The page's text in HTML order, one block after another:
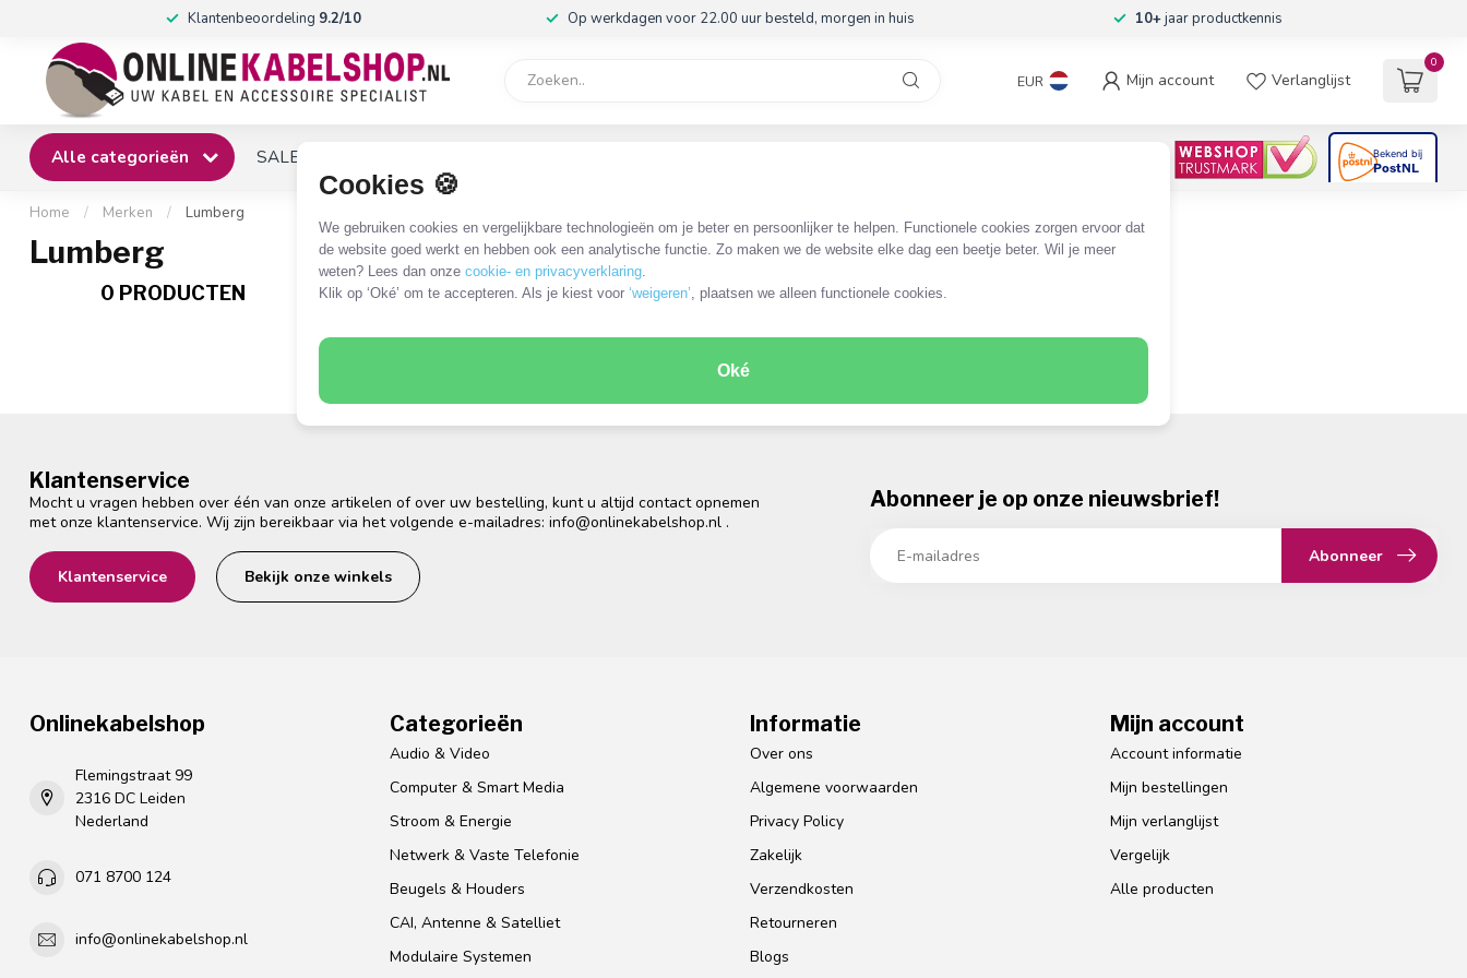
Cookies 🍪
We gebruiken cookies en vergelijkbare technologieën om je beter en persoonlijker te helpen. Functionele cookies zorgen ervoor dat
de website goed werkt en hebben ook een analytische functie. Zo maken we de website elke dag een beetje beter. Wil je meer
weten? Lees dan onze cookie- en privacyverklaring.
Klik op ‘Oké’ om te accepteren. Als je kiest voor ‘weigeren’, plaatsen we alleen functionele cookies.
Oké
Klantenbeoordeling 9.2/10 Op werkdagen voor 22.00 uur besteld, morgen in huis 10+jaar productkennis
EUR Mijn account Verlanglijst
0
Alle categorieën SALE
Home / Merken / Lumberg
Lumberg
0 PRODUCTEN
Klantenservice
Mocht u vragen hebben over één van onze artikelen of over uw bestelling, kunt u altijd contact opnemen
met onze klantenservice. Wij zijn bereikbaar via het volgende e-mailadres: info@onlinekabelshop.nl .
Klantenservice Bekijk onze winkels
Abonneer je op onze nieuwsbrief!
Abonneer
Onlinekabelshop
Flemingstraat 99
2316 DC Leiden
Nederland
071 8700 124
info@onlinekabelshop.nl
Categorieën
Audio & Video
Computer & Smart Media
Stroom & Energie
Netwerk & Vaste Telefonie
Beugels & Houders
CAI, Antenne & Satelliet
Modulaire Systemen
Informatie
Over ons
Algemene voorwaarden
Privacy Policy
Zakelijk
Verzendkosten
Retourneren
Blogs
Mijn account
Account informatie
Mijn bestellingen
Mijn verlanglijst
Vergelijk
Alle producten